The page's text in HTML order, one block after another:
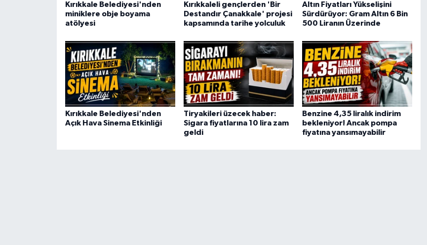
Kırıkkale Belediyesi'nden
miniklere obje boyama
atölyesi
Kırıkkaleli gençlerden 'Bir
Destandır Çanakkale' projesi
kapsamında tarihe yolculuk
Altın Fiyatları Yükselişini
Sürdürüyor: Gram Altın 6 Bin
500 Liranın Üzerinde
Kırıkkale Belediyesi'nden
Açık Hava Sinema Etkinliği
Tiryakileri üzecek haber:
Sigara fiyatlarına 10 lira zam
geldi
Benzine 4,35 liralık indirim
bekleniyor! Ancak pompa
fiyatına yansımayabilir